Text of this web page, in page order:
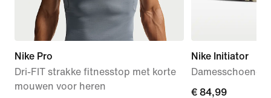
Nike Pro
Dri-FIT strakke fitnesstop met korte
mouwen voor heren
Nike Initiator
Damesschoenen
€ 84,99
€ 84,99